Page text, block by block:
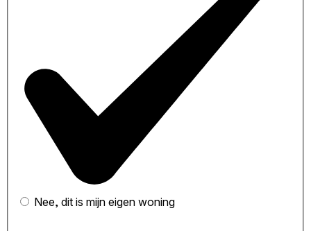
Nee, dit is mijn eigen woning